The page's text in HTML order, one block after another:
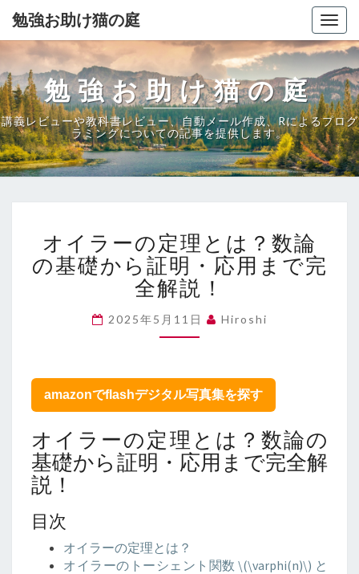
勉強お助け猫の庭
勉強お助け猫の庭
講義レビューや教科書レビュー、自動メール作成、Rによるプログ
ラミングについての記事を提供します。
イ
ラ
ー
の
定
理
数
論
基
礎
か
応
用
オイラーの定理とは？数論
の基礎から証明・応用まで完
全解説！
2025年5月11日 Hiroshi
amazonでflashデジタル写真集を探す
オイラーの定理とは？数論の
基礎から証明・応用まで完全解
説！
目次
オイラーの定理とは？
オイラーのトーシェント関数\(\varphi(n)\) と